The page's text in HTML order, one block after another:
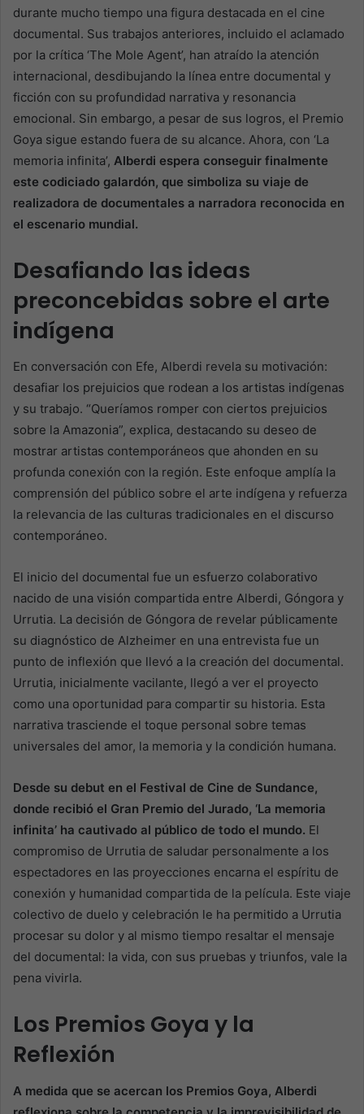
durante mucho tiempo una figura destacada en el cine
documental. Sus trabajos anteriores, incluido el aclamado
por la crítica ‘The Mole Agent’, han atraído la atención
internacional, desdibujando la línea entre documental y
ficción con su profundidad narrativa y resonancia
emocional. Sin embargo, a pesar de sus logros, el Premio
Goya sigue estando fuera de su alcance. Ahora, con ‘La
memoria infinita’, Alberdi espera conseguir finalmente
este codiciado galardón, que simboliza su viaje de
realizadora de documentales a narradora reconocida en
el escenario mundial.
Desafiando las ideas
preconcebidas sobre el arte
indígena
En conversación con Efe, Alberdi revela su motivación:
desafiar los prejuicios que rodean a los artistas indígenas
y su trabajo. “Queríamos romper con ciertos prejuicios
sobre la Amazonia”, explica, destacando su deseo de
mostrar artistas contemporáneos que ahonden en su
profunda conexión con la región. Este enfoque amplía la
comprensión del público sobre el arte indígena y refuerza
la relevancia de las culturas tradicionales en el discurso
contemporáneo.
El inicio del documental fue un esfuerzo colaborativo
nacido de una visión compartida entre Alberdi, Góngora y
Urrutia. La decisión de Góngora de revelar públicamente
su diagnóstico de Alzheimer en una entrevista fue un
punto de inflexión que llevó a la creación del documental.
Urrutia, inicialmente vacilante, llegó a ver el proyecto
como una oportunidad para compartir su historia. Esta
narrativa trasciende el toque personal sobre temas
universales del amor, la memoria y la condición humana.
Desde su debut en el Festival de Cine de Sundance,
donde recibió el Gran Premio del Jurado, ‘La memoria
infinita’ ha cautivado al público de todo el mundo. El
compromiso de Urrutia de saludar personalmente a los
espectadores en las proyecciones encarna el espíritu de
conexión y humanidad compartida de la película. Este viaje
colectivo de duelo y celebración le ha permitido a Urrutia
procesar su dolor y al mismo tiempo resaltar el mensaje
del documental: la vida, con sus pruebas y triunfos, vale la
pena vivirla.
Los Premios Goya y la
Reflexión
A medida que se acercan los Premios Goya, Alberdi